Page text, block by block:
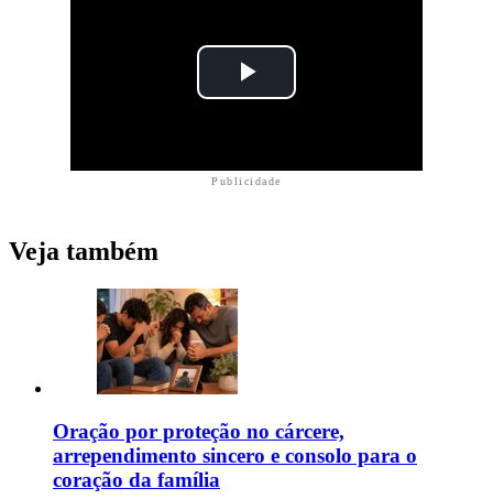
Publicidade
Veja também
Oração por proteção no cárcere,
arrependimento sincero e consolo para o
coração da família